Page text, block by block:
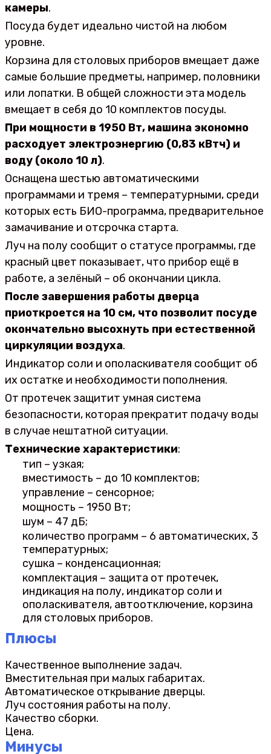
камеры.
Посуда будет идеально чистой на любом
уровне.
Корзина для столовых приборов вмещает даже
самые большие предметы, например, половники
или лопатки. В общей сложности эта модель
вмещает в себя до 10 комплектов посуды.
При мощности в 1950 Вт, машина экономно
расходует электроэнергию (0,83 кВтч) и
воду (около 10 л).
Оснащена шестью автоматическими
программами и тремя – температурными, среди
которых есть БИО-программа, предварительное
замачивание и отсрочка старта.
Луч на полу сообщит о статусе программы, где
красный цвет показывает, что прибор ещё в
работе, а зелёный – об окончании цикла.
После завершения работы дверца
приоткроется на 10 см, что позволит посуде
окончательно высохнуть при естественной
циркуляции воздуха.
Индикатор соли и ополаскивателя сообщит об
их остатке и необходимости пополнения.
От протечек защитит умная система
безопасности, которая прекратит подачу воды
в случае нештатной ситуации.
Технические характеристики:
тип – узкая;
вместимость – до 10 комплектов;
управление – сенсорное;
мощность – 1950 Вт;
шум – 47 дБ;
количество программ – 6 автоматических, 3
температурных;
сушка – конденсационная;
комплектация – защита от протечек,
индикация на полу, индикатор соли и
ополаскивателя, автоотключение, корзина
для столовых приборов.
Плюсы
Качественное выполнение задач.
Вместительная при малых габаритах.
Автоматическое открывание дверцы.
Луч состояния работы на полу.
Качество сборки.
Цена.
Минусы